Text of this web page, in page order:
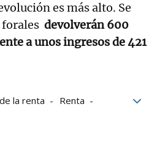
es más alto. Se
forales devolverán 600
a unos ingresos de 421
la renta
Renta